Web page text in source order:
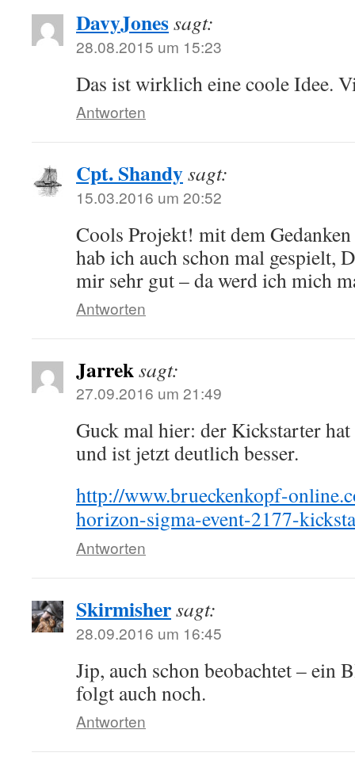
DavyJonessagt:
28.08.2015 um 15:23
Das ist wirklich eine coole Idee.
Antworten
Cpt. Shandysagt:
15.03.2016 um 20:52
Cools Projekt! mit dem Gedanken
hab ich auch schon mal gespielt,
mir sehr gut – da werd ich mich
Antworten
Jarreksagt:
27.09.2016 um 21:49
Guck mal hier: der Kickstarter
und ist jetzt deutlich besser.
http://www.brueckenkopf-
horizon-sigma-event-2177-
Antworten
Skirmishersagt:
28.09.2016 um 16:45
Jip, auch schon beobachtet – ein
folgt auch noch.
Antworten